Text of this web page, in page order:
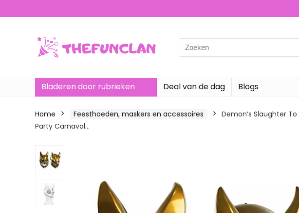
Search
for:
Bladeren door rubrieken Deal van de dag Blogs
Home Feesthoeden, maskers en accessoires
Demon’s Slaughter
Party Carnaval…